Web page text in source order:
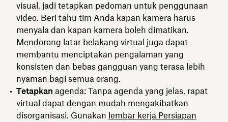
visual, jadi tetapkan pedoman untuk penggunaan
video. Beri tahu tim Anda kapan kamera harus
menyala dan kapan kamera boleh dimatikan.
Mendorong latar belakang virtual juga dapat
membantu menciptakan pengalaman yang
konsisten dan bebas gangguan yang terasa lebih
nyaman bagi semua orang.
Tetapkan agenda: Tanpa agenda yang jelas, rapat
virtual dapat dengan mudah mengakibatkan
disorganisasi. Gunakan lembar kerja Persiapan